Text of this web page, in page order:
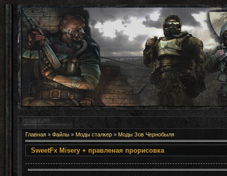
Главная» Файлы» Моды сталкер» Моды Зов Чернобыля
SweetFx Misery + правленая